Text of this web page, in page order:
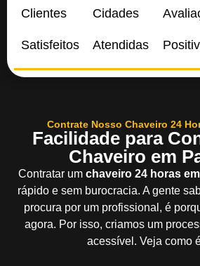
Clientes
Satisfeitos
Cidades
Atendidas
Contrate Nosso Chaveiro 24
Facilidade para
Chaveiro em
Contratar um chaveiro 24 horas
rápido e sem burocracia. A gente
procura por um profissional, é
agora. Por isso, criamos um
acessível. Veja como